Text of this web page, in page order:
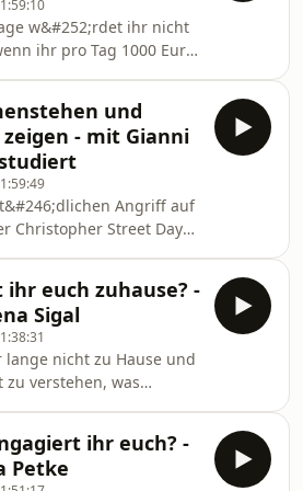
Wie geht ihr damit um?
w&#252;rdet ihr nicht
ihr pro Tag 1000 Euro
Welche Arbeit im
am meisten? Welche
Leben am meisten
Freizeit und einpennen
Kamieth hat viele
mitgebracht und ihr
und
- mit Gianni
Angriff auf
Christopher Street Day
queeres Leben feiern
in Trauer und
Blue Moon wollte
wissen: Was macht
euch? Warum ist die
von Vielfalt heute
je? Und wie
wir Ausgrenzung im A
euch zuhause? -
Sigal
lange nicht zu Hause und
verstehen, was
Ger&#252;che. Deshalb
mit euch &#252;ber
ihr euch? -
Petke